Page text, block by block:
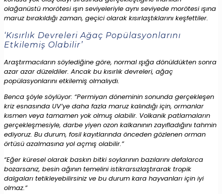
olağanüstü morötesi ışın seviyeleriyle aynı seviyede morötesi ışına
maruz bırakıldığı zaman, geçici olarak kısırlaştıklarını keşfettiler.
‘Kısırlık Devreleri Ağaç Popülasyonlarını
Etkilemiş Olabilir’
Araştırmacıların söylediğine göre, normal ışığa dönüldükten sonra
azar azar düzeldiler. Ancak bu kısırlık devreleri, ağaç
popülasyonlarını etkilemiş olmalıydı.
Benca şöyle söylüyor: “Permiyan döneminin sonunda gerçekleşen
kriz esnasında UV’ye daha fazla maruz kalındığı için, ormanlar
kısmen veya tamamen yok olmuş olabilir. Volkanik patlamaların
gerçekleşmesiyle, darbe yiyen ozon kalkanının zayıfladığını tahmin
ediyoruz. Bu durum, fosil kayıtlarında önceden gözlenen orman
örtüsü azalmasına yol açmış olabilir.”
“Eğer küresel olarak baskın bitki soylarının bazılarını defalarca
bozarsanız, besin ağının temelini istikrarsızlaştırarak tropik
dalgaları tetikleyebilirsiniz ve bu durum kara hayvanları için iyi
olmaz.”